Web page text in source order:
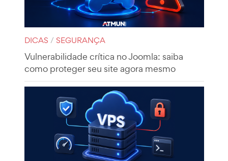
DICAS / SEGURANÇA
Vulnerabilidade crítica no Joomla: saiba
como proteger seu site agora mesmo